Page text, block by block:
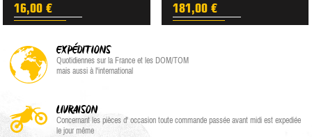
16,00 € 181,00 €
EXPÉDITIONS
Quotidiennes sur la France et les DOM/TOM
mais aussi à l'international
LIVRAISON
Concernant les pièces d' occasion toute commande passée avant midi est expediée
le jour même